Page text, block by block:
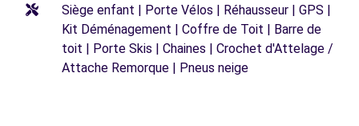
Siège enfant | Porte Vélos | Réhausseur | GPS |
Kit Déménagement | Coffre de Toit | Barre de
toit | Porte Skis | Chaines | Crochet d'Attelage /
Attache Remorque | Pneus neige